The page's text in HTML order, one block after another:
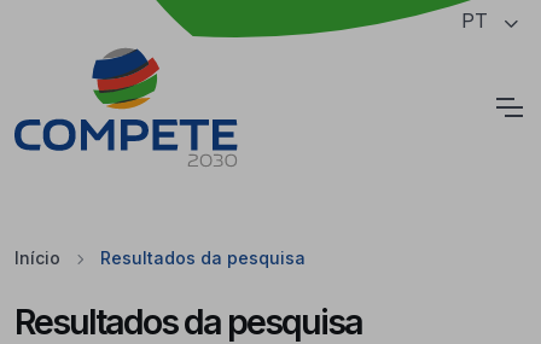
Saltar para o conteúdo principal da página PT
Início Resultados da pesquisa
Resultados da pesquisa